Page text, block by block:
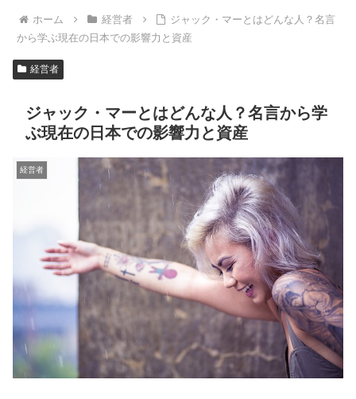
ホーム 経営者
ジャック・マーとはどんな人？名言
から学ぶ現在の日本での影響力と資産
経営者
ジャック・マーとはどんな人？名言から学
ぶ現在の日本での影響力と資産
経営者